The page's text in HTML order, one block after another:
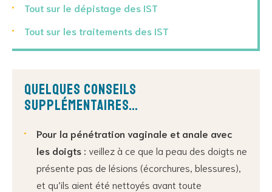
Tout sur le dépistage des IST
Tout sur les traitements des IST
Quelques conseils
supplémentaires…
Pour la pénétration vaginale et anale avec
les doigts : veillez à ce que la peau des doigts ne
présente pas de lésions (écorchures, blessures),
et qu’ils aient été nettoyés avant toute